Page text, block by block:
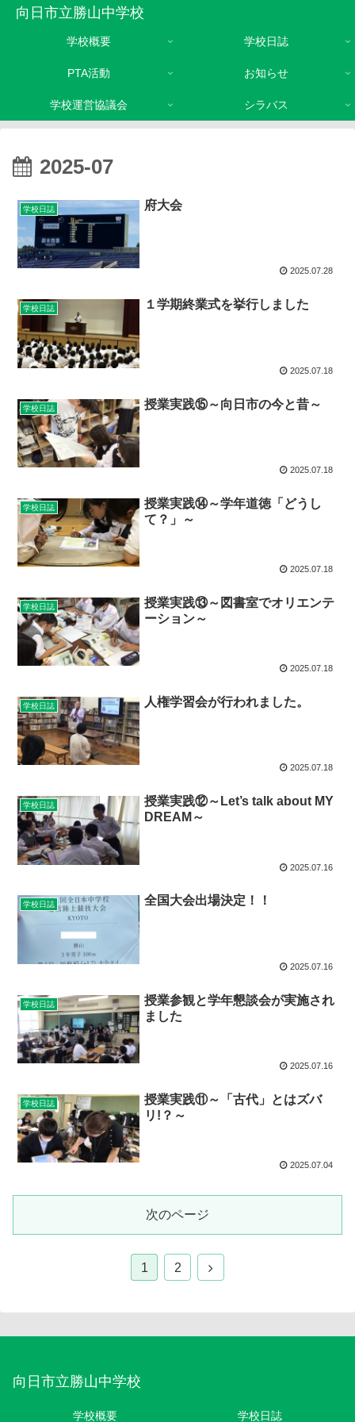
向日市立勝山中学校
学校概要 学校日誌
PTA活動 お知らせ
学校運営協議会 シラバス
2025-07
学校日誌 府大会
2025.07.28
学校日誌 １学期終業式を挙行しました
2025.07.18
学校日誌 授業実践⑮～向日市の今と昔～
2025.07.18
学校日誌
授業実践⑭～学年道徳「どうし
て？」～
2025.07.18
学校日誌
授業実践⑬～図書室でオリエンテ
ーション～
2025.07.18
学校日誌 人権学習会が行われました。
2025.07.18
学校日誌
授業実践⑫～Let’s talk about MY
DREAM～
2025.07.16
学校日誌 全国大会出場決定！！
2025.07.16
学校日誌
授業参観と学年懇談会が実施され
ました
2025.07.16
学校日誌
授業実践⑪～「古代」とはズバ
リ!？～
2025.07.04
次のページ
1 2
向日市立勝山中学校
学校概要 学校日誌